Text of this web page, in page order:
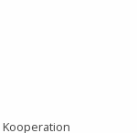
Kooperation